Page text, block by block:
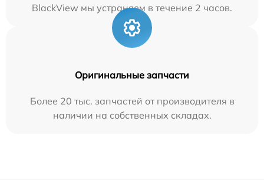
BlackView мы устраняем в течение 2 часов.
Оригинальные запчасти
Более 20 тыс. запчастей от производителя в
наличии на собственных складах.